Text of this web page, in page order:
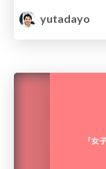
yutadayo